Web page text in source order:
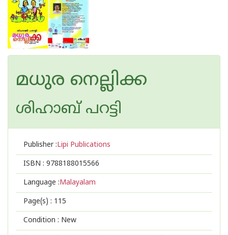
മധുര നെല്ലിക്ക
ശിഹാബ് പറട്ടി
Publisher :Lipi Publications
ISBN : 9788188015566
Language :Malayalam
Page(s) : 115
Condition : New